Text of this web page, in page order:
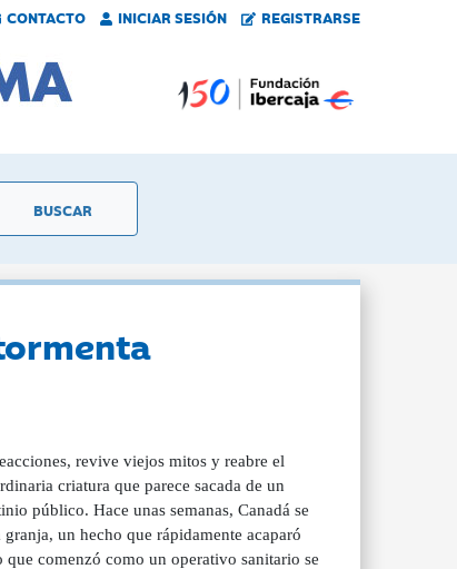
CONTACTO INICIAR SESIÓN REGISTRARSE
revive viejos mitos y reabre el
criatura que parece sacada de un
público. Hace unas semanas, Canadá se
un hecho que rápidamente acaparó
comenzó como un operativo sanitario se